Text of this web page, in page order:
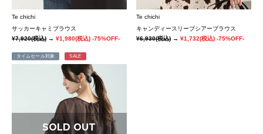
Te chichi
サッカーキャミブラウス
¥7,920(税込) → ¥1,980(税込) -75%OFF-
Te chichi
キャンディースリーブシアーブラウス
¥6,930(税込)→¥1,732(税込) -75%OFF-
タイムセール対象 SALE
SOLD OUT